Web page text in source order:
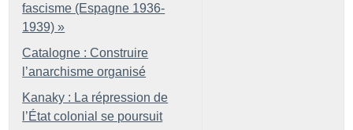
fascisme (Espagne 1936-
1939) »
Catalogne : Construire
l’anarchisme organisé
Kanaky : La répression de
l’État colonial se poursuit